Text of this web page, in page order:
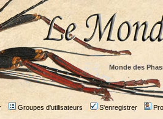
Monde des
Groupes d'utilisateurs S'enregistrer